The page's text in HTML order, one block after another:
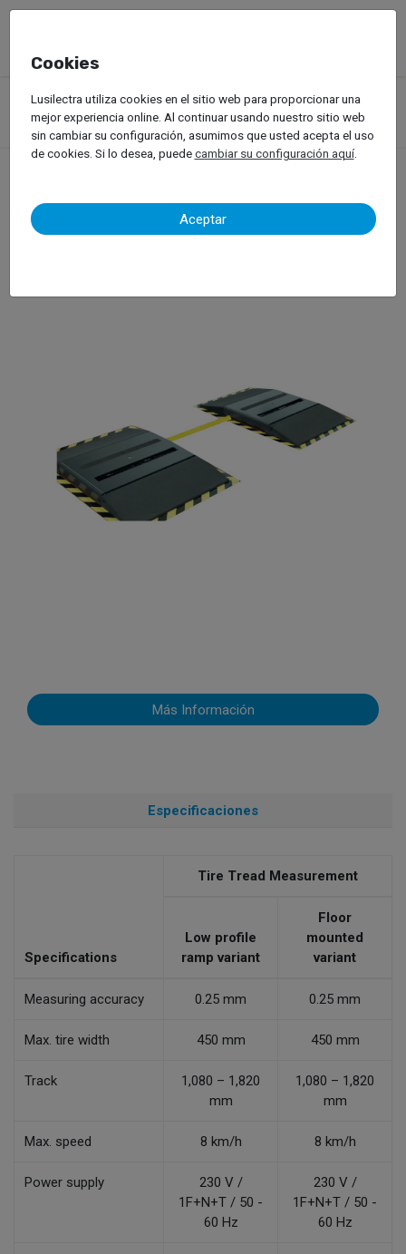
Productos Equipos de Taller
Servicio de llantas
Vehículos Ligeros
Medidor de Banda de Rodadura
Beissbarth Easy Tred
Beissbarth Easy Tred
Más Información
Especificaciones
Specifications
Tire Tread Measurement
Low profile
ramp variant
Floor
mounted
variant
Measuring accuracy 0.25 mm 0.25 mm
Max. tire width 450 mm 450 mm
Track
1,080 – 1,820
mm
1,080 – 1,820
mm
Max. speed 8 km/h 8 km/h
Power supply
230 V /
1F+N+T / 50 -
60 Hz
230 V /
1F+N+T / 50 -
60 Hz
Cookies
Lusilectra utiliza cookies en el sitio web para proporcionar una
mejor experiencia online. Al continuar usando nuestro sitio web
sin cambiar su configuración, asumimos que usted acepta el uso
de cookies. Si lo desea, puedecambiar su configuración aquí.
Aceptar